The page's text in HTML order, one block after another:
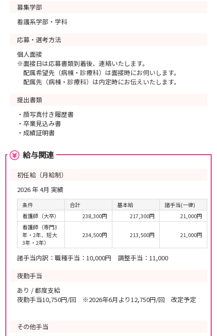
募集学部
看護系学部・学科
応募・選考方法
個人面接
※面接日は応募書類到着後、連絡いたします。
配属希望先（病棟・診療科）は面接時にお伺いします。
配属先（病棟・診療科）は内定時にお伝えいたします。
提出書類
・顔写真付き履歴書
・卒業見込み書
・成績証明書
給与関連
初任給（月給制）
2026 年 4月 実績
条件 合計 基本給
諸手当(一律)
看護師（大卒）
238,300円 217,300円
21,000円
看護師（専門3
年・2年、短大
3年・2年）
234,500円 213,500円 21,000円
諸手当内訳：職種手当：10,000円 調整手当：11,000
夜勤手当
あり / 都度支給
夜勤手当10,750円/回 ※2026年6月より12,750円/回 改定予定
その他手当